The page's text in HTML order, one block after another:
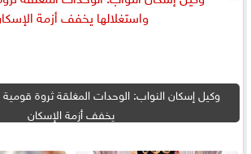
وكيل إسكان النواب: الوحدات المغلقة ثروة
يخفف أزمة الإسكان